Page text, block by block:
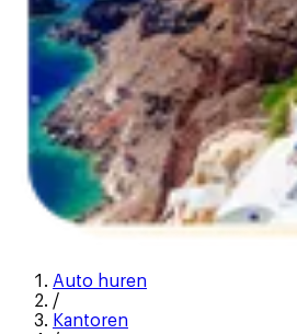
Auto huren
/
Kantoren